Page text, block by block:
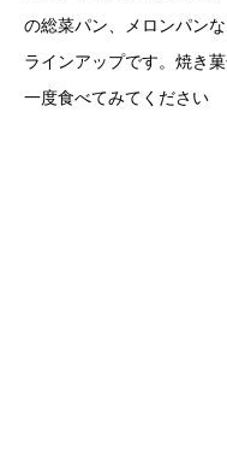
の総菜パン、メロンパン
ラインアップです。焼き
一度食べてみてください